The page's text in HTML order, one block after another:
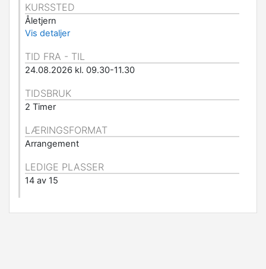
KURSSTED
Åletjern
Vis detaljer
TID FRA - TIL
24.08.2026 kl. 09.30-11.30
TIDSBRUK
2 Timer
LÆRINGSFORMAT
Arrangement
LEDIGE PLASSER
14 av 15